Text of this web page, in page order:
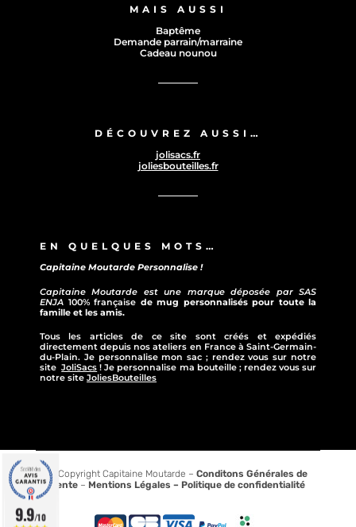
MAIS AUSSI
Baptême
Demande parrain/marraine
Cadeau nounou
DÉCOUVREZ AUSSI…
jolisacs.fr
joliesbouteilles.fr
EN QUELQUES MOTS…
Capitaine Moutarde Personnalise !
Capitaine Moutarde est une marque déposée par SAS
ENJA 100% française de mug personnalisés pour toute la
famille et les amis.
Tous les articles de ce site sont créés et expédiés
directement depuis nos ateliers en France à Saint-Germain-
du-Plain. Je personnalise mon sac ; rendez vous sur notre
siteJoliSacs ! Je personnalise ma bouteille ; rendez vous sur
notre site JoliesBouteilles
© Copyright Capitaine Moutarde –Conditons Générales de
vente– Mentions Légales – Politique de confidentialité
9.9/10